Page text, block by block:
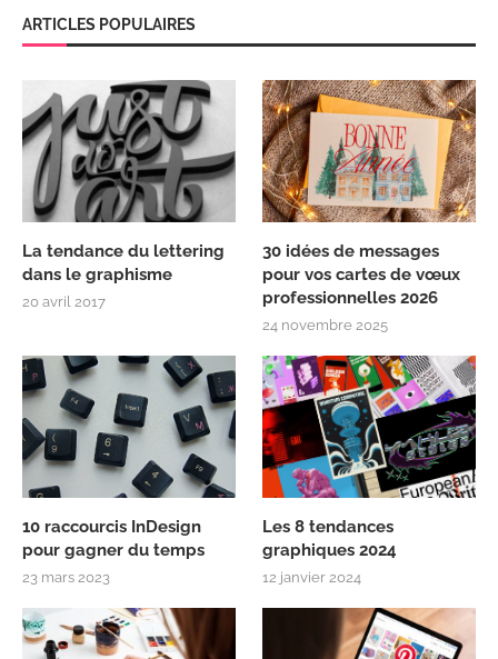
ARTICLES POPULAIRES
La tendance du lettering
dans le graphisme
20 avril 2017
30 idées de messages
pour vos cartes de vœux
professionnelles 2026
24 novembre 2025
10 raccourcis InDesign
pour gagner du temps
23 mars 2023
Les 8 tendances
graphiques 2024
12 janvier 2024